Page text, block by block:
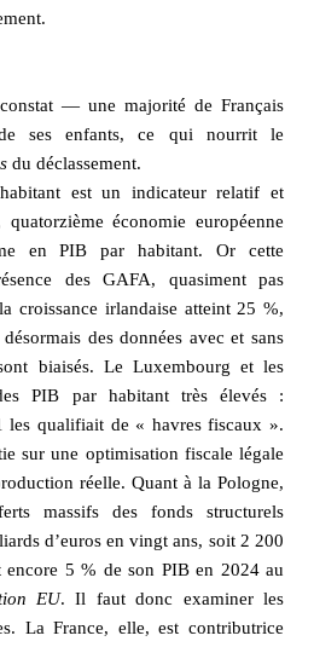
— une majorité de Français
ses enfants, ce qui nourrit le
du déclassement.
est un indicateur relatif et
économie européenne
en PIB par habitant. Or cette
des GAFA, quasiment pas
croissance irlandaise atteint 25 %,
des données avec et sans
biaisés. Le Luxembourg et les
PIB par habitant très élevés :
les qualifiait de « havres fiscaux ».
sur une optimisation fiscale légale
réelle. Quant à la Pologne,
massifs des fonds structurels
d’euros en vingt ans, soit 2 200
encore 5 % de son PIB en 2024 au
EU. Il faut donc examiner les
La France, elle, est contributrice